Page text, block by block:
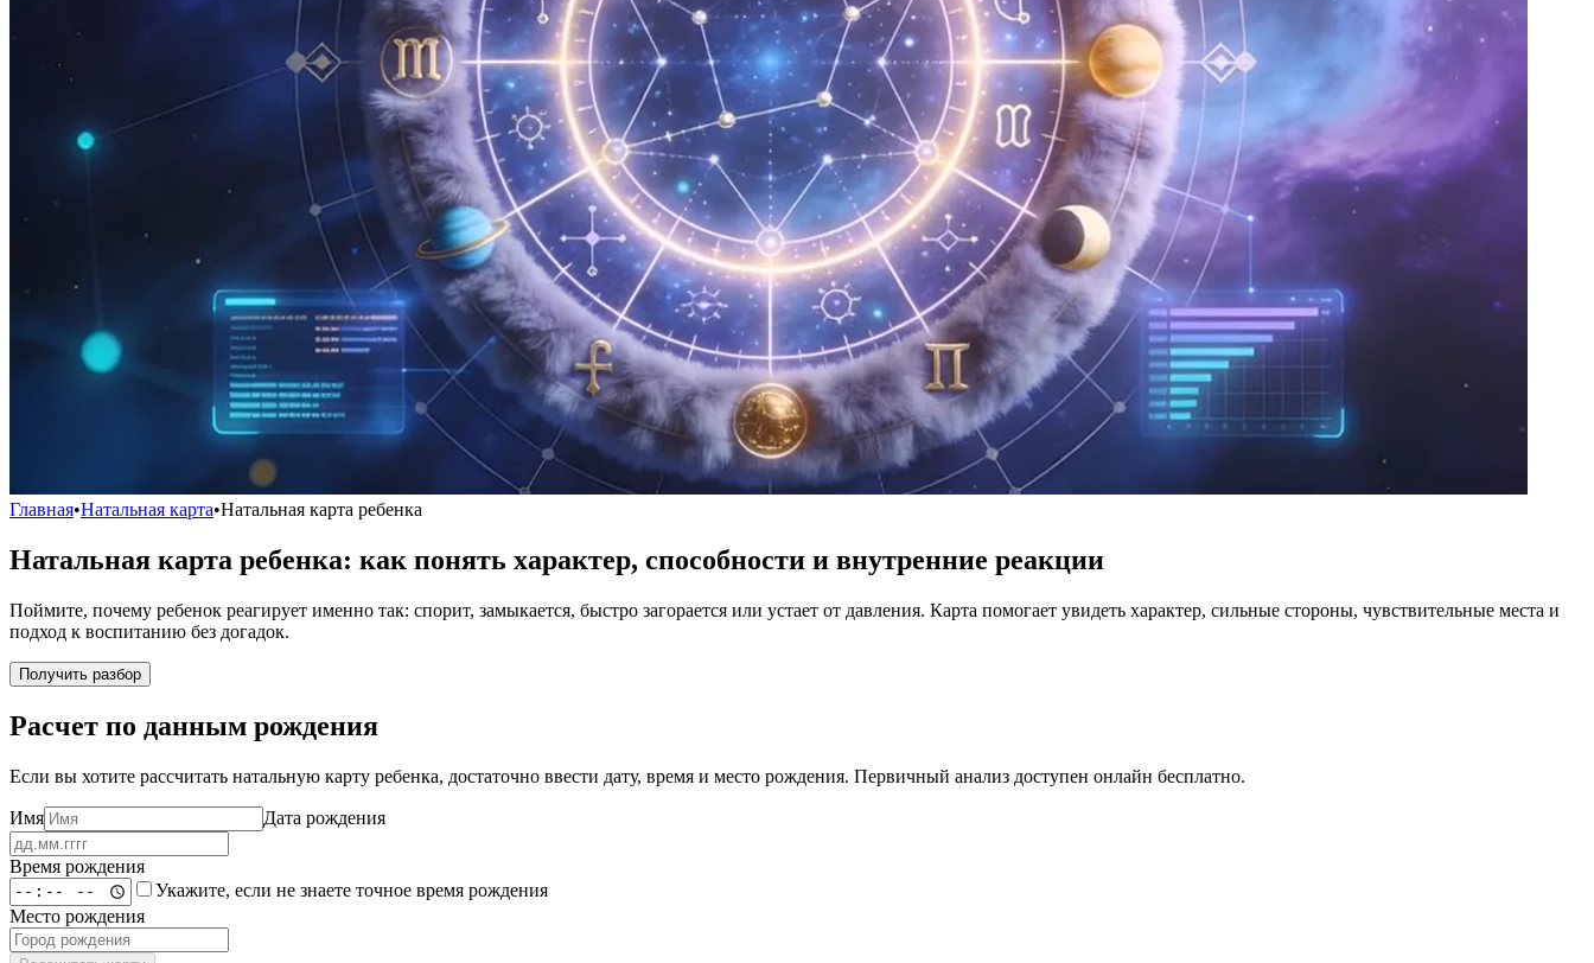
Главная•Натальная карта•Натальная карта ребенка
Натальная карта ребенка: как понять характер, способности и внутренние реакции
Поймите, почему ребенок реагирует именно так: спорит, замыкается, быстро загорается или устает от давления. Карта помогает увидеть характер, сильные стороны, чувствительные места и
подход к воспитанию без догадок.
Получить разбор
Расчет по данным рождения
Если вы хотите рассчитать натальную карту ребенка, достаточно ввести дату, время и место рождения. Первичный анализ доступен онлайн бесплатно.
Имя Дата рождения
Время рождения
Укажите, если не знаете точное время рождения
Место рождения